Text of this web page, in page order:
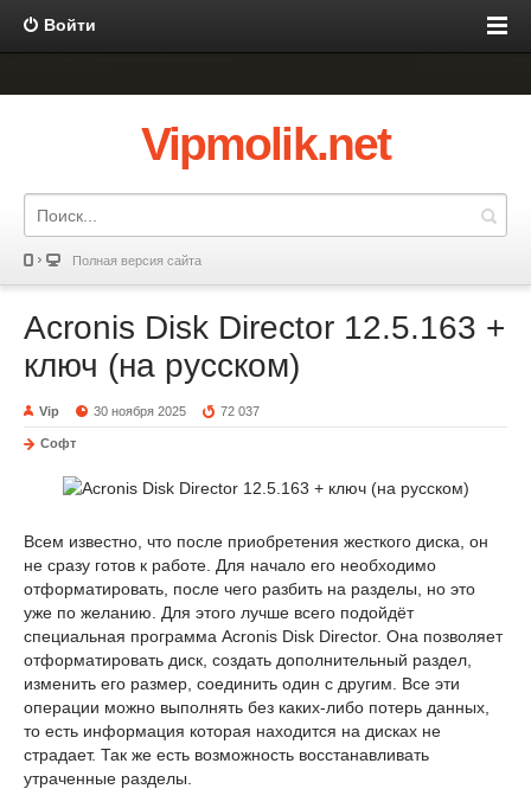
Войти
Vipmolik.net
Полная версия сайта
Acronis Disk Director 12.5.163 +
ключ (на русском)
Vip 30 ноября 2025 72 037
Софт
Всем известно, что после приобретения жесткого диска, он
не сразу готов к работе. Для начало его необходимо
отформатировать, после чего разбить на разделы, но это
уже по желанию. Для этого лучше всего подойдёт
специальная программа Acronis Disk Director. Она позволяет
отформатировать диск, создать дополнительный раздел,
изменить его размер, соединить один с другим. Все эти
операции можно выполнять без каких-либо потерь данных,
то есть информация которая находится на дисках не
страдает. Так же есть возможность восстанавливать
утраченные разделы.